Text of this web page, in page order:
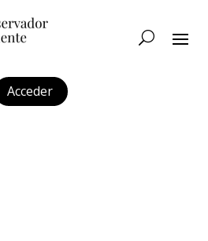
Acceder